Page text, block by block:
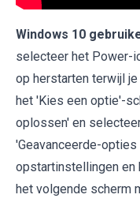
Windows 10
selecteer het Power-
op herstarten terwijl
het 'Kies een optie'-
oplossen' en
'Geavanceerde-
opstartinstellingen en
het volgende scherm